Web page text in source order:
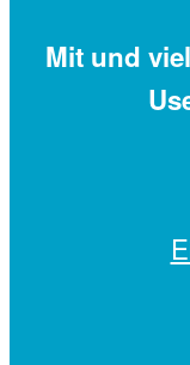
Mit und viel